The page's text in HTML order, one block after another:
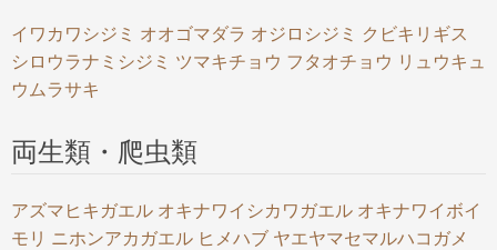
イワカワシジミ オオゴマダラ オジロシジミ クビキリギス
シロウラナミシジミ ツマキチョウ フタオチョウ リュウキュ
ウムラサキ
両生類・爬虫類
アズマヒキガエル オキナワイシカワガエル オキナワイボイ
モリ ニホンアカガエル ヒメハブ ヤエヤマセマルハコガメ